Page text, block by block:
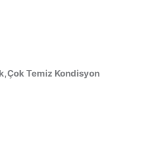
Temiz Kondisyon